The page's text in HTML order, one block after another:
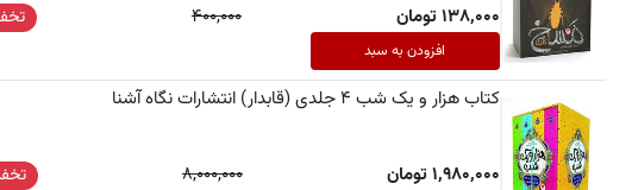
138,000 تومان 400,000
افزودن به سبد
کتاب هزار و یک شب 4 جلدی (قابدار) انتشارات نگاه آشنا
1,980,000 تومان 8,000,000